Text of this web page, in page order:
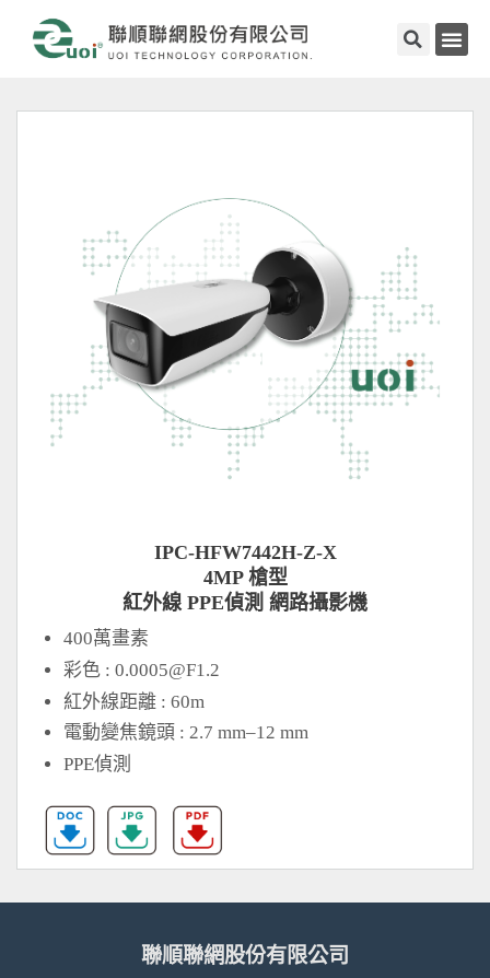
IPC-HFW7442H-Z-X
4MP 槍型
紅外線 PPE偵測 網路攝影機
400萬畫素
彩色 :0.0005@F1.2
紅外線距離 : 60m
電動變焦鏡頭 : 2.7 mm–12 mm
PPE偵測
聯順聯網股份有限公司